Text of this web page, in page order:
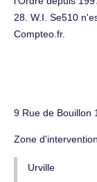
28. W.I. Se510
Compteo.fr.
9 Rue de Bouillon
Zone
Urville